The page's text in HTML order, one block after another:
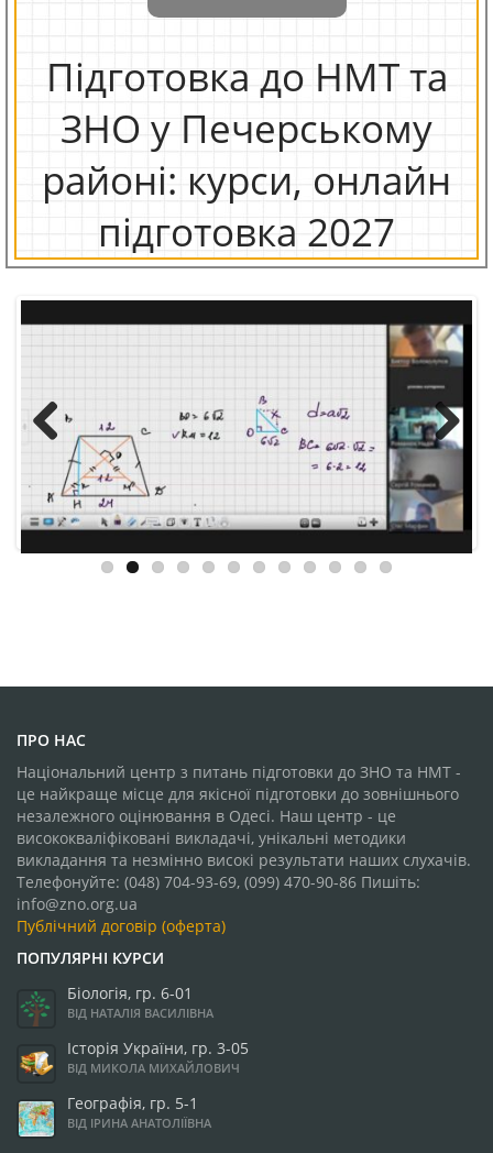
Підготовка до НМТ та
ЗНО у Печерському
районі: курси, онлайн
підготовка 2027
Previous Next
ПРО НАС
Національний центр з питань підготовки до ЗНО та НМТ -
це найкраще місце для якісної підготовки до зовнішнього
незалежного оцінювання в Одесі. Наш центр - це
висококваліфіковані викладачі, унікальні методики
викладання та незмінно високі результати наших слухачів.
Телефонуйте: (048) 704-93-69, (099) 470-90-86 Пишіть:
info@zno.org.ua
Публічний договір (оферта)
ПОПУЛЯРНІ КУРСИ
Біологія, гр. 6-01
ВІД НАТАЛІЯ ВАСИЛІВНА
Історія України, гр. 3-05
ВІД МИКОЛА МИХАЙЛОВИЧ
Географія, гр. 5-1
ВІД ІРИНА АНАТОЛІЇВНА